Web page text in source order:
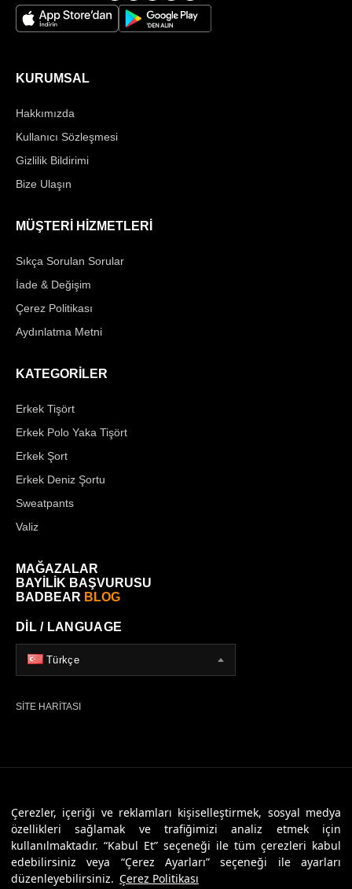
Çerezler, içeriği ve reklamları kişiselleştirmek, sosyal medya
özellikleri sağlamak ve trafiğimizi analiz etmek için
kullanılmaktadır. “Kabul Et” seçeneği ile tüm çerezleri kabul
edebilirsiniz veya “Çerez Ayarları” seçeneği ile ayarları
düzenleyebilirsiniz. Çerez Politikası
KURUMSAL
Hakkımızda
Kullanıcı Sözleşmesi
Gizlilik Bildirimi
Bize Ulaşın
MÜŞTERİ HİZMETLERİ
Sıkça Sorulan Sorular
İade & Değişim
Çerez Politikası
Aydınlatma Metni
KATEGORİLER
Erkek Tişört
Erkek Polo Yaka Tişört
Erkek Şort
Erkek Deniz Şortu
Sweatpants
Valiz
MAĞAZALAR
BAYİLİK BAŞVURUSU
BADBEAR BLOG
DİL / LANGUAGE
Türkçe
SİTE HARİTASI